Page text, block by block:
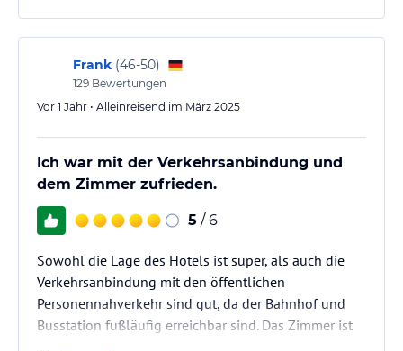
Frank (46-50)
129 Bewertungen
Vor 1 Jahr • Alleinreisend im März 2025
Ich war mit der Verkehrsanbindung und
dem Zimmer zufrieden.
5 / 6
Sowohl die Lage des Hotels ist super, als auch die
Verkehrsanbindung mit den öffentlichen
Personennahverkehr sind gut, da der Bahnhof und
Busstation fußläufig erreichbar sind. Das Zimmer ist